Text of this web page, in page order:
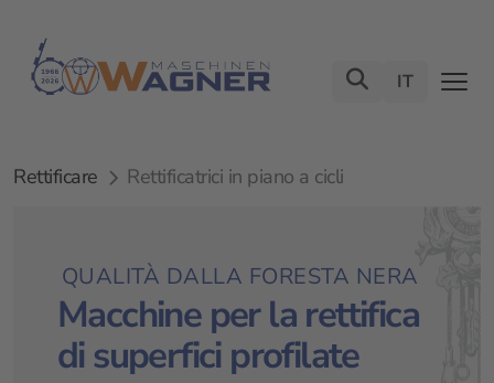
IT
Rettificare Rettificatrici in piano a cicli
QUALITÀ DALLA FORESTA NERA
Macchine per la rettifica
di superfici profilate